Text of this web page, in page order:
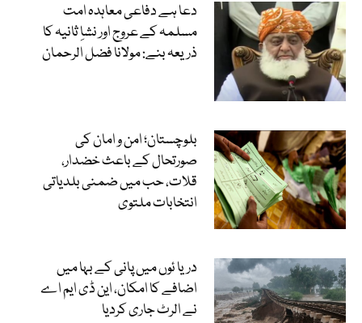
دعا ہے دفاعی معاہدہ امت
مسلمہ کے عروج اور نشاِ ثانیہ کا
ذریعہ بنے: مولانا فضل الرحمان
بلوچستان؛ امن و امان کی
صورتحال کے باعث خضدار،
قلات، حب میں ضمنی بلدیاتی
انتخابات ملتوی
دریا ئوں میں پانی کے بہا میں
اضافے کا امکان، این ڈی ایم اے
نے الرٹ جاری کردیا